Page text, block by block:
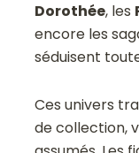
Dorothée, les
encore les
séduisent
Ces univers
de collection,